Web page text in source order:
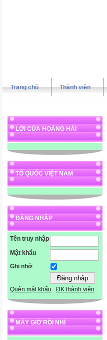
Trang chủ Thành viên
LỜI CỦA HOÀNG HẢI
TỔ QUỐC VIỆT NAM
ĐĂNG NHẬP
Tên truy nhập
Mật khẩu
Ghi nhớ
Quên mật khẩu ĐK thành viên
MẤY GIỜ RỒI NHỈ